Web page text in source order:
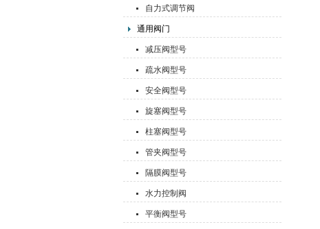
自力式调节阀
通用阀门
减压阀型号
疏水阀型号
安全阀型号
旋塞阀型号
柱塞阀型号
管夹阀型号
隔膜阀型号
水力控制阀
平衡阀型号